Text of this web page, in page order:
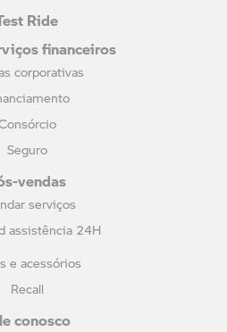
Ride
financeiros
corporativas
Seguro
vendas
serviços
assistência 24H
e acessórios
Recall
conosco